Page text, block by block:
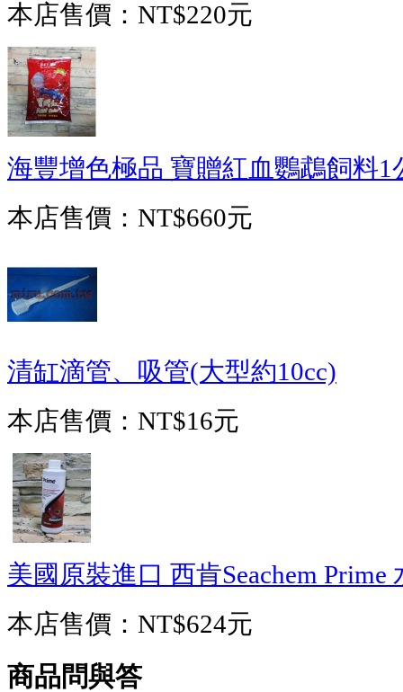
本店售價： NT$220元
海豐增色極品 寶贈紅血鸚鵡飼料1
本店售價： NT$660元
清缸滴管、吸管(大型約10cc)
本店售價： NT$16元
美國原裝進口 西肯Seachem
本店售價： NT$624元
商品問與答